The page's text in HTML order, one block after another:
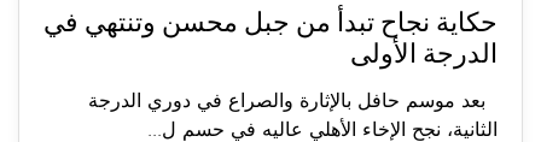
حكاية نجاح تبدأ من جبل محسن وتنتهي في
الدرجة الأولى
بعد موسم حافل بالإثارة والصراع في دوري الدرجة
الثانية، نجح الإخاء الأهلي عاليه في حسم ل...